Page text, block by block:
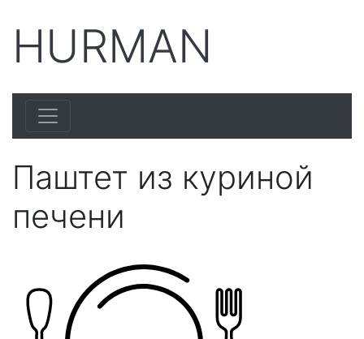
HURMAN
Паштет из куриной
печени